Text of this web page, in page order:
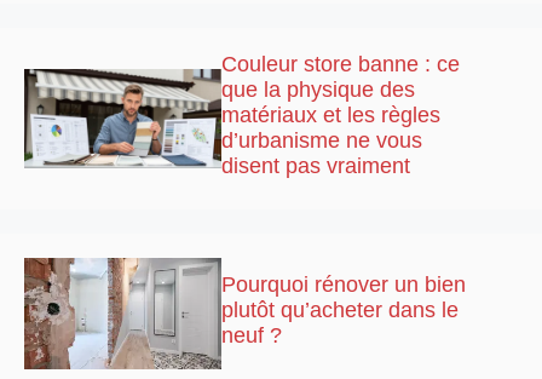
Couleur store banne : ce
que la physique des
matériaux et les règles
d’urbanisme ne vous
disent pas vraiment
Pourquoi rénover un bien
plutôt qu’acheter dans le
neuf ?